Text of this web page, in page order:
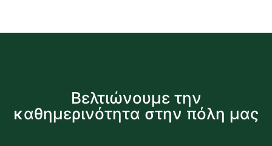
Βελτιώνουμε την
καθημερινότητα στην πόλη μας